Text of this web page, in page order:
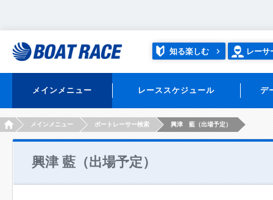
知る楽しむ レーサ
メインメニュー レーススケジュール デ
HOMEメインメニュー ボートレーサー検索 興津 藍（出場予定）
興津 藍（出場予定）